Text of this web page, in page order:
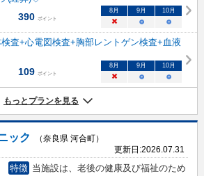
390 ポイント
8 月 9 月 10月
× ○ ○
査+心電図検査+胸部レントゲン検査+血液
109 ポイント
8 月 9 月 10月
× ○ ○
もっとプランを見る
ック
（奈良県 河合町）
更新日:2026.07.31
特徴 当施設は、老後の健康及び福祉のため